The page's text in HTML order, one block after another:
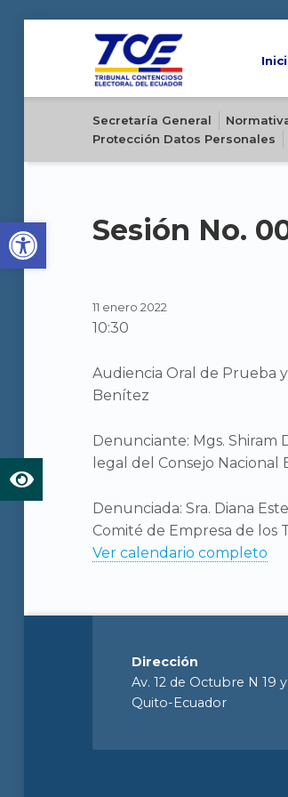
Open toolbar
Secretaría General
Protección Datos Personales
Sesión No.
11 enero 2022
10:30
Audiencia Oral de Prueba
Benítez
Denunciante: Mgs.
legal del Consejo Nacional
Denunciada: Sra. Diana
Comité de Empresa de los
Ver calendario completo
Dirección
Av. 12 de Octubre N 19
Quito-Ecuador